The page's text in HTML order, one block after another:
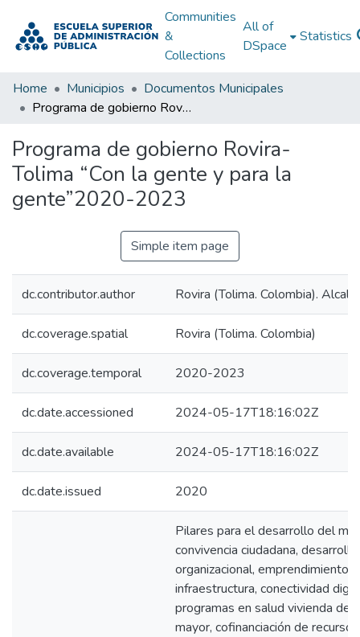
Communities
&
Collections
All of
DSpace
Statistics
Home Municipios
Documentos Municipales
Programa de gobierno Rovira-Tolima “Con la gente y para la gente”2020-2023
Programa de gobierno Rovira-
Tolima “Con la gente y para la
gente”2020-2023
Simple item page
dc.contributor.author Rovira (Tolima. Colombia).
dc.coverage.spatial Rovira (Tolima. Colombia)
dc.coverage.temporal 2020-2023
dc.date.accessioned 2024-05-17T18:16:02Z
dc.date.available 2024-05-17T18:16:02Z
dc.date.issued 2020
Pilares para el desarrollo del
convivencia ciudadana,
organizacional, emprendimiento
infraestructura, conectividad
programas en salud vivienda
mayor, cofinanciación de